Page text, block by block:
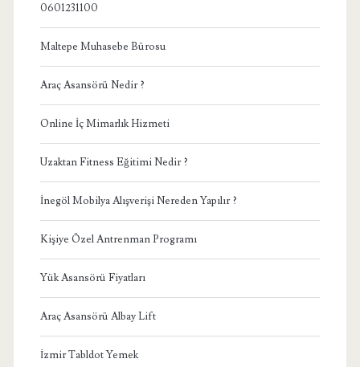
0601231100
Maltepe Muhasebe Bürosu
Araç Asansörü Nedir ?
Online İç Mimarlık Hizmeti
Uzaktan Fitness Eğitimi Nedir ?
İnegöl Mobilya Alışverişi Nereden Yapılır ?
Kişiye Özel Antrenman Programı
Yük Asansörü Fiyatları
Araç Asansörü Albay Lift
İzmir Tabldot Yemek